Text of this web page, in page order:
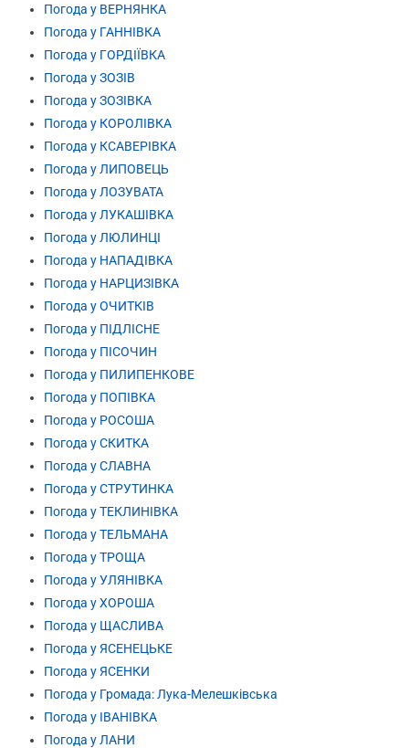
Погода у ВЕРНЯНКА
Погода у ГАННІВКА
Погода у ГОРДІЇВКА
Погода у ЗОЗІВ
Погода у ЗОЗІВКА
Погода у КОРОЛІВКА
Погода у КСАВЕРІВКА
Погода у ЛИПОВЕЦЬ
Погода у ЛОЗУВАТА
Погода у ЛУКАШІВКА
Погода у ЛЮЛИНЦІ
Погода у НАПАДІВКА
Погода у НАРЦИЗІВКА
Погода у ОЧИТКІВ
Погода у ПІДЛІСНЕ
Погода у ПІСОЧИН
Погода у ПИЛИПЕНКОВЕ
Погода у ПОПІВКА
Погода у РОСОША
Погода у СКИТКА
Погода у СЛАВНА
Погода у СТРУТИНКА
Погода у ТЕКЛИНІВКА
Погода у ТЕЛЬМАНА
Погода у ТРОЩА
Погода у УЛЯНІВКА
Погода у ХОРОША
Погода у ЩАСЛИВА
Погода у ЯСЕНЕЦЬКЕ
Погода у ЯСЕНКИ
Погода у Громада: Лука-Мелешківська
Погода у ІВАНІВКА
Погода у ЛАНИ